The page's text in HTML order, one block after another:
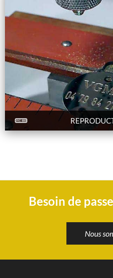
Besoin de
Nous